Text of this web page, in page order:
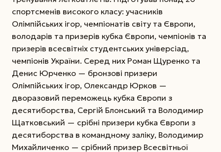
спортсменів високого класу: учасників
Олімпійських ігор, чемпіо­натів світу та Європи,
володарів та призерів кубка Європи, чемпіонів та
призерів всесвітніх студентських універсіад,
чемпіонів України. Серед них Роман Щуренко та
Денис Юрченко — бронзові призери
Олімпійських ігор, Олександр Юрков —
дворазовий переможець кубка Європи з
десятиборства, Сергій Блонський та Володимир
Щатковський — срібні призери кубка Європи з
десятиборства в командному заліку, Володимир
Михайличенко — срібний призер Всесвітньої